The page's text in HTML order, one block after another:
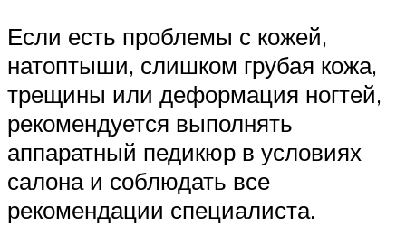
Если есть проблемы с кожей,
натоптыши, слишком грубая кожа,
трещины или деформация ногтей,
рекомендуется выполнять
аппаратный педикюр в условиях
салона и соблюдать все
рекомендации специалиста.